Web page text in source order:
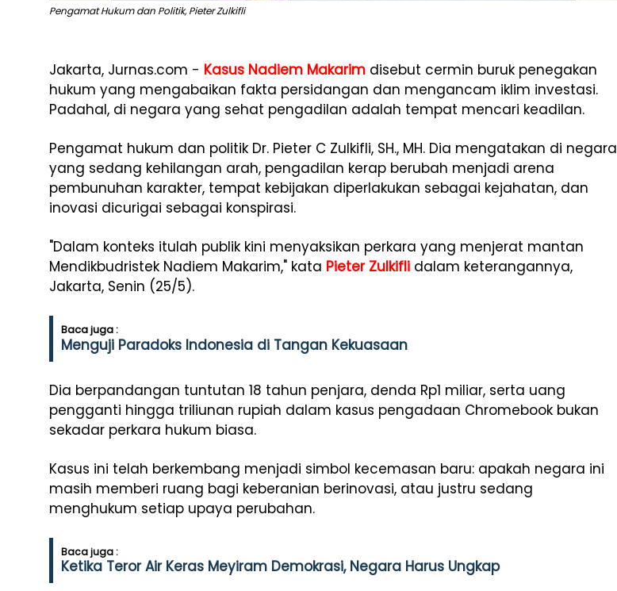
Pengamat Hukum dan Politik, Pieter Zulkifli
Jakarta, Jurnas.com - Kasus Nadiem Makarim disebut cermin buruk penegakan
hukum yang mengabaikan fakta persidangan dan mengancam iklim investasi.
Padahal, di negara yang sehat pengadilan adalah tempat mencari keadilan.
Pengamat hukum dan politik Dr. Pieter C Zulkifli, SH., MH. Dia mengatakan di negara
yang sedang kehilangan arah, pengadilan kerap berubah menjadi arena
pembunuhan karakter, tempat kebijakan diperlakukan sebagai kejahatan, dan
inovasi dicurigai sebagai konspirasi.
"Dalam konteks itulah publik kini menyaksikan perkara yang menjerat mantan
Mendikbudristek Nadiem Makarim," kata Pieter Zulkifli dalam keterangannya,
Jakarta, Senin (25/5).
Baca juga :
Menguji Paradoks Indonesia di Tangan Kekuasaan
Dia berpandangan tuntutan 18 tahun penjara, denda Rp1 miliar, serta uang
pengganti hingga triliunan rupiah dalam kasus pengadaan Chromebook bukan
sekadar perkara hukum biasa.
Kasus ini telah berkembang menjadi simbol kecemasan baru: apakah negara ini
masih memberi ruang bagi keberanian berinovasi, atau justru sedang
menghukum setiap upaya perubahan.
Baca juga :
Ketika Teror Air Keras Meyiram Demokrasi, Negara Harus Ungkap